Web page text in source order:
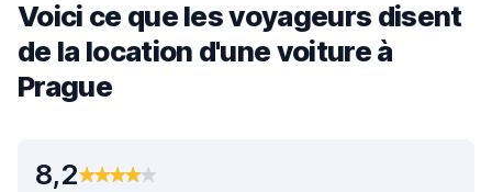
Voici ce que les voyageurs disent
de la location d'une voiture à
Prague
8,2